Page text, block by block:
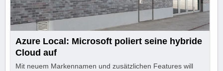
Azure Local: Microsoft poliert seine hybride
Cloud auf
Mit neuem Markennamen und zusätzlichen Features will